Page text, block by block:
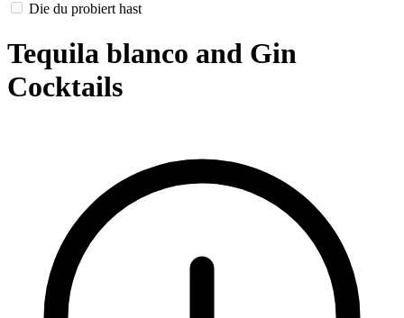
Die du probiert hast
Tequila blanco and Gin
Cocktails